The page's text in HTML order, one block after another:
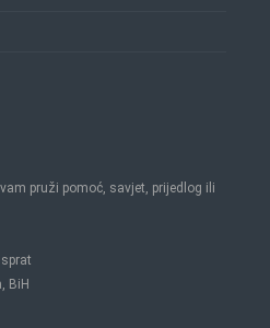
pruži pomoć, savjet, prijedlog ili
BiH